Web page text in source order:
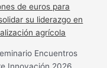
de euros para
su liderazgo en
agrícola
Encuentros